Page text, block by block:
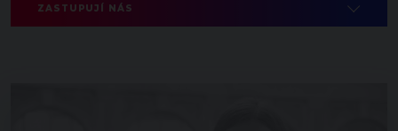
ZASTUPUJÍ NÁS